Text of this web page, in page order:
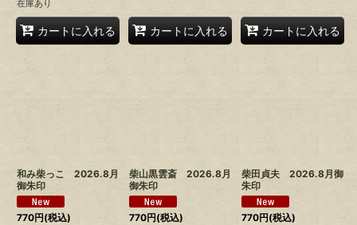
在庫あり
カートに入れる カートに入れる カートに入れる
和み柴っこ 2026.8月
御朱印
770円(税込)
柴山黒雲斎 2026.8月
御朱印
770円(税込)
柴田貞夫 2026.8月御
朱印
770円(税込)